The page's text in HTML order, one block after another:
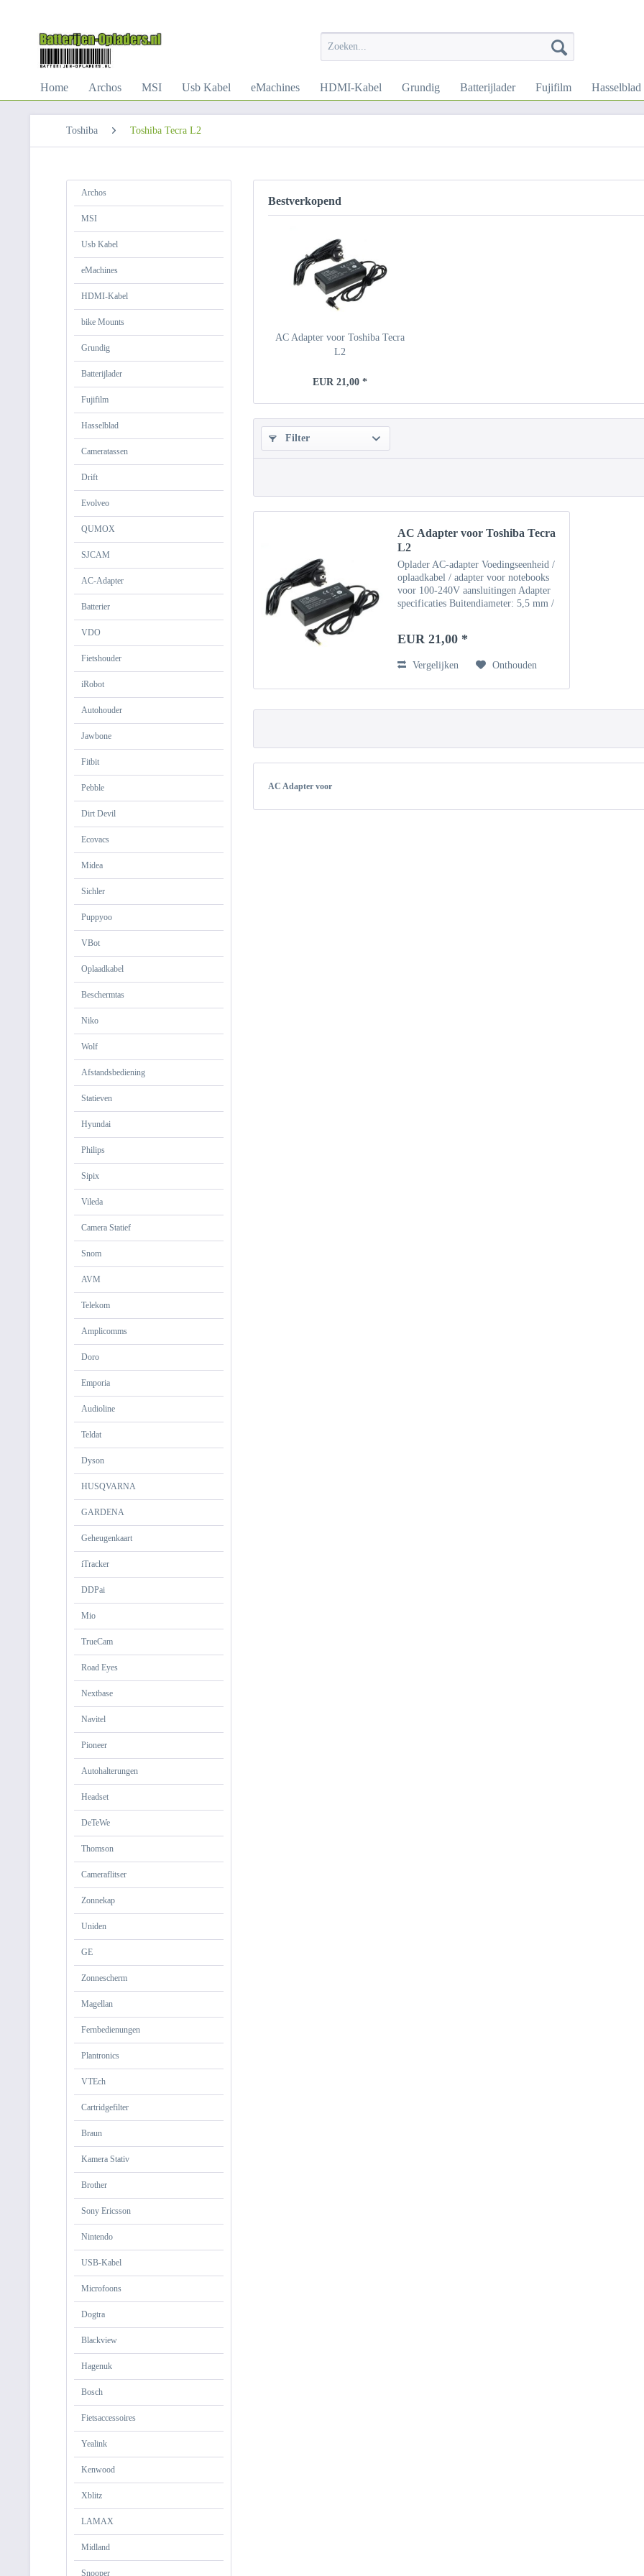
Home Archos MSI Usb Kabel eMachines HDMI-Kabel Grundig Batterijlader Fujifilm Hasselblad
Toshiba Toshiba Tecra L2
Archos
MSI
Usb Kabel
eMachines
HDMI-Kabel
bike Mounts
Grundig
Batterijlader
Fujifilm
Hasselblad
Cameratassen
Drift
Evolveo
QUMOX
SJCAM
AC-Adapter
Batterier
VDO
Fietshouder
iRobot
Autohouder
Jawbone
Fitbit
Pebble
Dirt Devil
Ecovacs
Midea
Sichler
Puppyoo
VBot
Oplaadkabel
Beschermtas
Niko
Wolf
Afstandsbediening
Statieven
Hyundai
Philips
Sipix
Vileda
Camera Statief
Snom
AVM
Telekom
Amplicomms
Doro
Emporia
Audioline
Teldat
Dyson
HUSQVARNA
GARDENA
Geheugenkaart
iTracker
DDPai
Mio
TrueCam
Road Eyes
Nextbase
Navitel
Pioneer
Autohalterungen
Headset
DeTeWe
Thomson
Cameraflitser
Zonnekap
Uniden
GE
Zonnescherm
Magellan
Fernbedienungen
Plantronics
VTEch
Cartridgefilter
Braun
Kamera Stativ
Brother
Sony Ericsson
Nintendo
USB-Kabel
Microfoons
Dogtra
Blackview
Hagenuk
Bosch
Fietsaccessoires
Yealink
Kenwood
Xblitz
LAMAX
Midland
Snooper
Bestverkopend
AC Adapter voor Toshiba Tecra
L2
EUR 21,00 *
Filter
AC Adapter voor Toshiba Tecra
L2
Oplader AC-adapter Voedingseenheid /
oplaadkabel / adapter voor notebooks
voor 100-240V aansluitingen Adapter
specificaties Buitendiameter: 5,5 mm /
EUR 21,00 *
Vergelijken Onthouden
AC Adapter voor